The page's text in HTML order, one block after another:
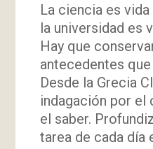
La ciencia es
la universidad es
Hay que
antecedentes
Desde la Grecia
indagación por
el saber.
tarea de cada día